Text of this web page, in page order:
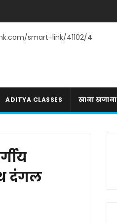
smart-link/41102/4
ADITYA CLASSES खाना खजाना
दंगल